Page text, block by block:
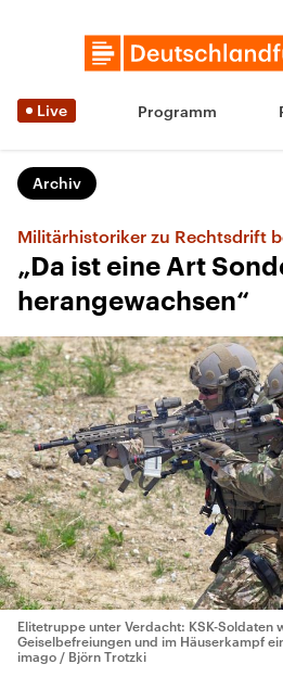
Live Programm
Archiv
Militärhistoriker zu Rechtsdrift
„Da ist eine Art
herangewachsen“
Elitetruppe unter Verdacht: KSK-Soldaten
Geiselbefreiungen und im Häuserkampf
imago / Björn Trotzki